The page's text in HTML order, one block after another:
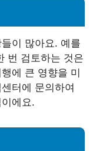
이 많아요. 예를
번 검토하는 것은
에 큰 영향을 미
터에 문의하여
에요.